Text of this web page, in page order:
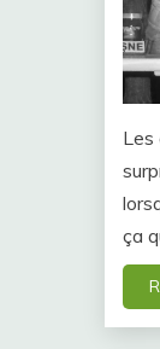
Les
ça